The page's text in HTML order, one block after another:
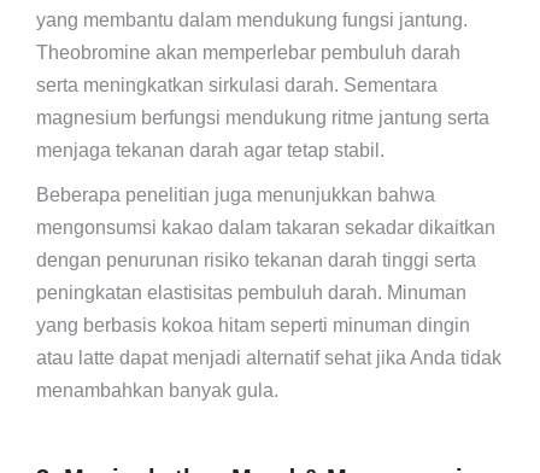
yang membantu dalam mendukung fungsi jantung.
Theobromine akan memperlebar pembuluh darah
serta meningkatkan sirkulasi darah. Sementara
magnesium berfungsi mendukung ritme jantung serta
menjaga tekanan darah agar tetap stabil.
Beberapa penelitian juga menunjukkan bahwa
mengonsumsi kakao dalam takaran sekadar dikaitkan
dengan penurunan risiko tekanan darah tinggi serta
peningkatan elastisitas pembuluh darah. Minuman
yang berbasis kokoa hitam seperti minuman dingin
atau latte dapat menjadi alternatif sehat jika Anda tidak
menambahkan banyak gula.